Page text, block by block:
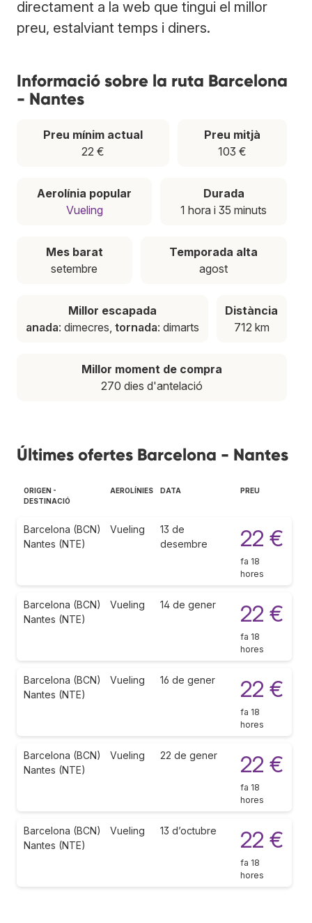
directament a la web que tingui el millor
preu, estalviant temps i diners.
Informació sobre la ruta Barcelona
- Nantes
Preu mínim actual
22 €
Preu mitjà
103 €
Aerolínia popular
Vueling
Durada
1 hora i 35 minuts
Mes barat
setembre
Temporada alta
agost
Millor escapada
anada: dimecres, tornada: dimarts
Distància
712 km
Millor moment de compra
270 dies d'antelació
Últimes ofertes Barcelona - Nantes
ORIGEN -
DESTINACIÓ
AEROLÍNIES DATA PREU
Barcelona (BCN)
Nantes (NTE)
Vueling
13 de
desembre
22 €
fa 18
hores
Barcelona (BCN)
Nantes (NTE)
Vueling 14 de gener 22 €
fa 18
hores
Barcelona (BCN)
Nantes (NTE)
Vueling 16 de gener 22 €
fa 18
hores
Barcelona (BCN)
Nantes (NTE)
Vueling 22 de gener 22 €
fa 18
hores
Barcelona (BCN)
Nantes (NTE)
Vueling 13 d’octubre 22 €
fa 18
hores